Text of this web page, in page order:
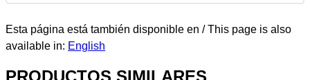
Esta página está también disponible en / This page is also
available in: English
PRODUCTOS SIMILARES